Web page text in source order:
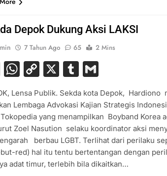
Depok Dukung Aksi LAKSI
7 Tahun Ago 65 2 Mins
Facebook
WhatsApp
Copy
X Tumblr
Lensa Publik. Sekda kota Depok, Hardiono
Lembaga Advokasi Kajian Strategis
yang menampilkan Boyband Korea
Zoel Nasution selaku koordinator aksi
berbau LGBT. Terlihat dari perilaku
red) hal itu tentu bertentangan dengan
adat timur, terlebih bila dikaitkan…